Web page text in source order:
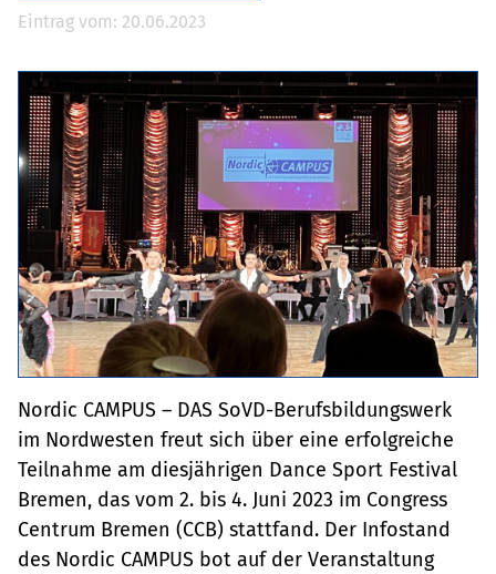
Eintrag vom: 20.06.2023
Nordic CAMPUS – DAS SoVD-Berufsbildungswerk
im Nordwesten freut sich über eine erfolgreiche
Teilnahme am diesjährigen Dance Sport Festival
Bremen, das vom 2. bis 4. Juni 2023 im Congress
Centrum Bremen (CCB) stattfand. Der Infostand
des Nordic CAMPUS bot auf der Veranstaltung